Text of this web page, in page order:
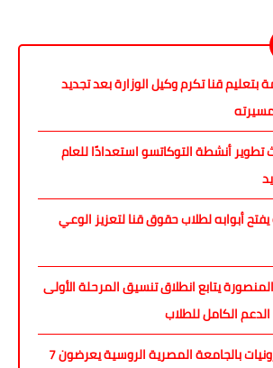
بتعليم قنا تكرم وكيل الوزارة بعد تجديد
تطوير أنشطة التوكاتسو استعدادًا للعام
أبوابه لطلاب حقوق قنا لتعزيز الوعي
يتابع انطلاق تنسيق المرحلة الأولى
الكامل للطلاب
طلاب الميكاترونيات بالجامعة المصرية الروسية يعرضون 7